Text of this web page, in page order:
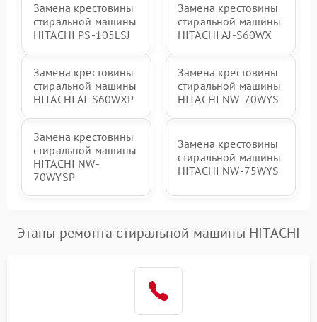
Замена крестовины
стиральной машины
HITACHI PS-105LSJ
Замена крестовины
стиральной машины
HITACHI AJ-S60WX
Замена крестовины
стиральной машины
HITACHI AJ-S60WXP
Замена крестовины
стиральной машины
HITACHI NW-70WYS
Замена крестовины
стиральной машины
HITACHI NW-
70WYSP
Замена крестовины
стиральной машины
HITACHI NW-75WYS
Этапы ремонта стиральной машины HITACHI